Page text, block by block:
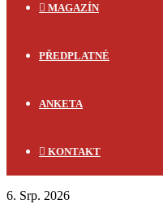
MAGAZÍN
PŘEDPLATNÉ
ANKETA
KONTAKT
6. Srp. 2026